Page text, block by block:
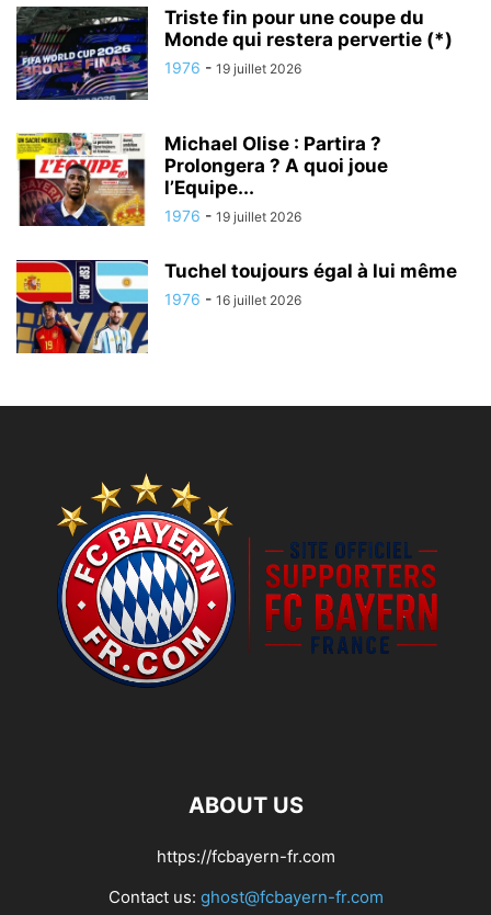
Triste fin pour une coupe du
Monde qui restera pervertie (*)
1976 - 19 juillet 2026
Michael Olise : Partira ?
Prolongera ? A quoi joue
l’Equipe...
1976 - 19 juillet 2026
Tuchel toujours égal à lui même
1976 - 16 juillet 2026
ABOUT US
https://fcbayern-fr.com
Contact us: ghost@fcbayern-fr.com